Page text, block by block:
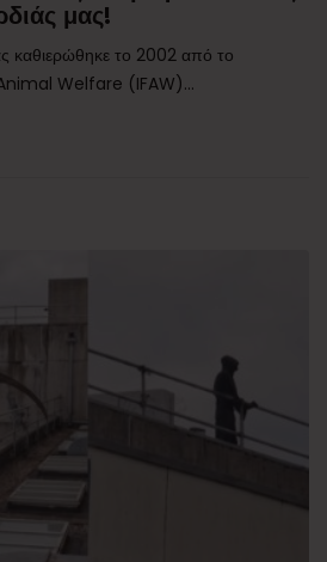
μας!
καθιερώθηκε το 2002 από το
Welfare (IFAW)...